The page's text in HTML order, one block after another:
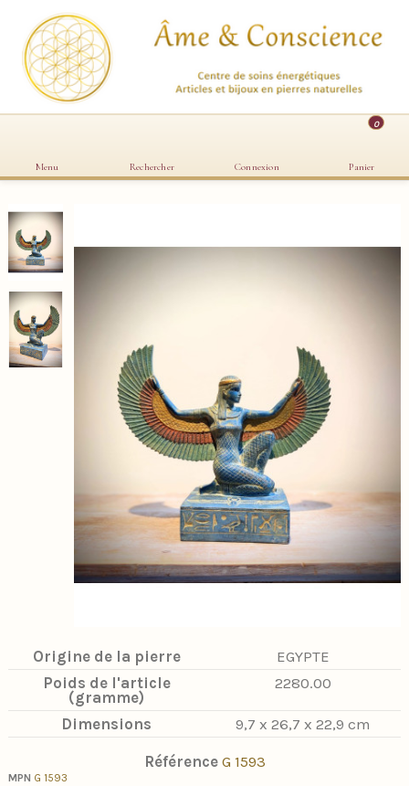
Menu Rechercher Connexion
0
Panier
Origine de la pierre
EGYPTE
Poids de l'article
(gramme)
2280.00
Dimensions 9,7 x 26,7 x 22,9 cm
Référence G 1593
MPN G 1593